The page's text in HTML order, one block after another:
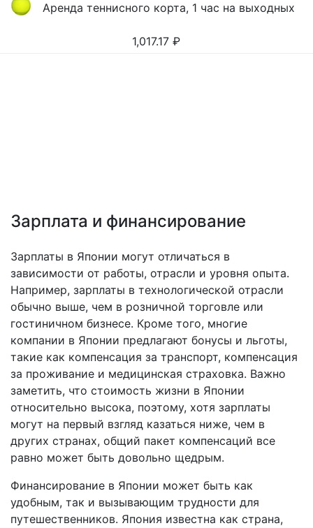
Аренда теннисного корта, 1 час на выходных
1,017.17 ₽
Зарплата и финансирование
Зарплаты в Японии могут отличаться в
зависимости от работы, отрасли и уровня опыта.
Например, зарплаты в технологической отрасли
обычно выше, чем в розничной торговле или
гостиничном бизнесе. Кроме того, многие
компании в Японии предлагают бонусы и льготы,
такие как компенсация за транспорт, компенсация
за проживание и медицинская страховка. Важно
заметить, что стоимость жизни в Японии
относительно высока, поэтому, хотя зарплаты
могут на первый взгляд казаться ниже, чем в
других странах, общий пакет компенсаций все
равно может быть довольно щедрым.
Финансирование в Японии может быть как
удобным, так и вызывающим трудности для
путешественников. Япония известна как страна,